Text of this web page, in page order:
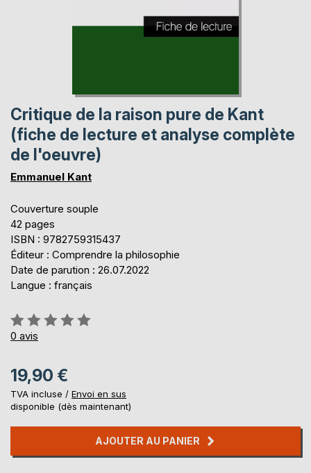
Critique de la raison pure de Kant
(fiche de lecture et analyse complète
de l'oeuvre)
Emmanuel Kant
Couverture souple
42 pages
ISBN : 9782759315437
Éditeur : Comprendre la philosophie
Date de parution : 26.07.2022
Langue : français
Évaluation:
0%
0 avis
19,90 €
TVA incluse / Envoi en sus
disponible (dès maintenant)
AJOUTER AU PANIER